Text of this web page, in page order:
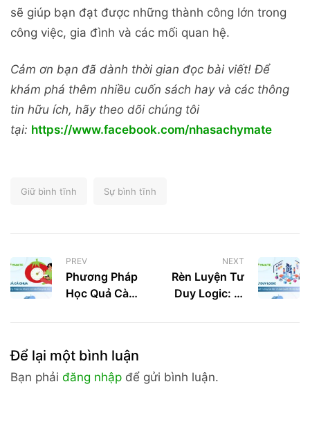
sẽ giúp bạn đạt được những thành công lớn trong
công việc, gia đình và các mối quan hệ.
Cảm ơn bạn đã dành thời gian đọc bài viết! Để
khám phá thêm nhiều cuốn sách hay và các thông
tin hữu ích, hãy theo dõi chúng tôi
tại: https://www.facebook.com/nhasachymate
Giữ bình tĩnh Sự bình tĩnh
PREV
Phương Pháp
Học Quả Cà
Bạn Học
Mà Không Kiệt
Sức
NEXT
Rèn Luyện Tư
Duy Logic: Bí
Sắc Bén Và
Để lại một bình luận
Bạn phải đăng nhập để gửi bình luận.